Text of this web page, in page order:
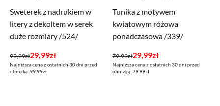
Sweterek z nadrukiem w
litery z dekoltem w serek
duże rozmiary /524/
99,99zł
Pierwotna
cena
29,99zł
Aktualna
cena
Najniższa cena z ostatnich 30 dni przed
obniżką: 99.99zł
Tunika z motywem
kwiatowym różowa
ponadczasowa /339/
79,99zł
Pierwotna
cena
29,99zł
Aktualna
cena
Najniższa cena z ostatnich 30 dni przed
obniżką: 79.99zł